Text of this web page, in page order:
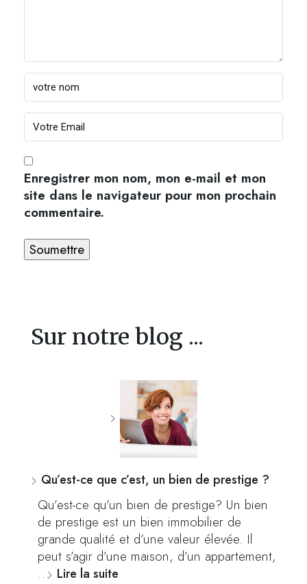
Enregistrer mon nom, mon e-mail et mon
site dans le navigateur pour mon prochain
commentaire.
Sur notre blog ...
Qu’est-ce que c’est, un bien de prestige ?
Qu’est-ce qu’un bien de prestige? Un bien
de prestige est un bien immobilier de
grande qualité et d’une valeur élevée. Il
peut s’agir d’une maison, d’un appartement,
… Lire la suite